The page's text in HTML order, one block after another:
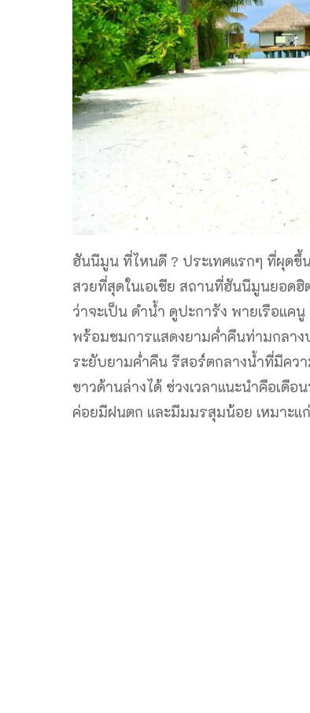
ฮันนีมูน ที่ไหนดี ? ประเทศแรกๆ ที่ผุด
สวยที่สุดในเอเชีย สถานที่ฮันนีมูนยอด
ว่าจะเป็น ดำน้ำ ดูปะการัง พายเรือแ
พร้อมชมการแสดงยามค่ำคืนท่ามกลา
ระยับยามค่ำคืน รีสอร์ตกลางน้ำที่มีคว
ขาวด้านล่างได้ ช่วงเวลาแนะนำคือเดื
ค่อยมีฝนตก และมีมมรสุมน้อย เหมาะแ